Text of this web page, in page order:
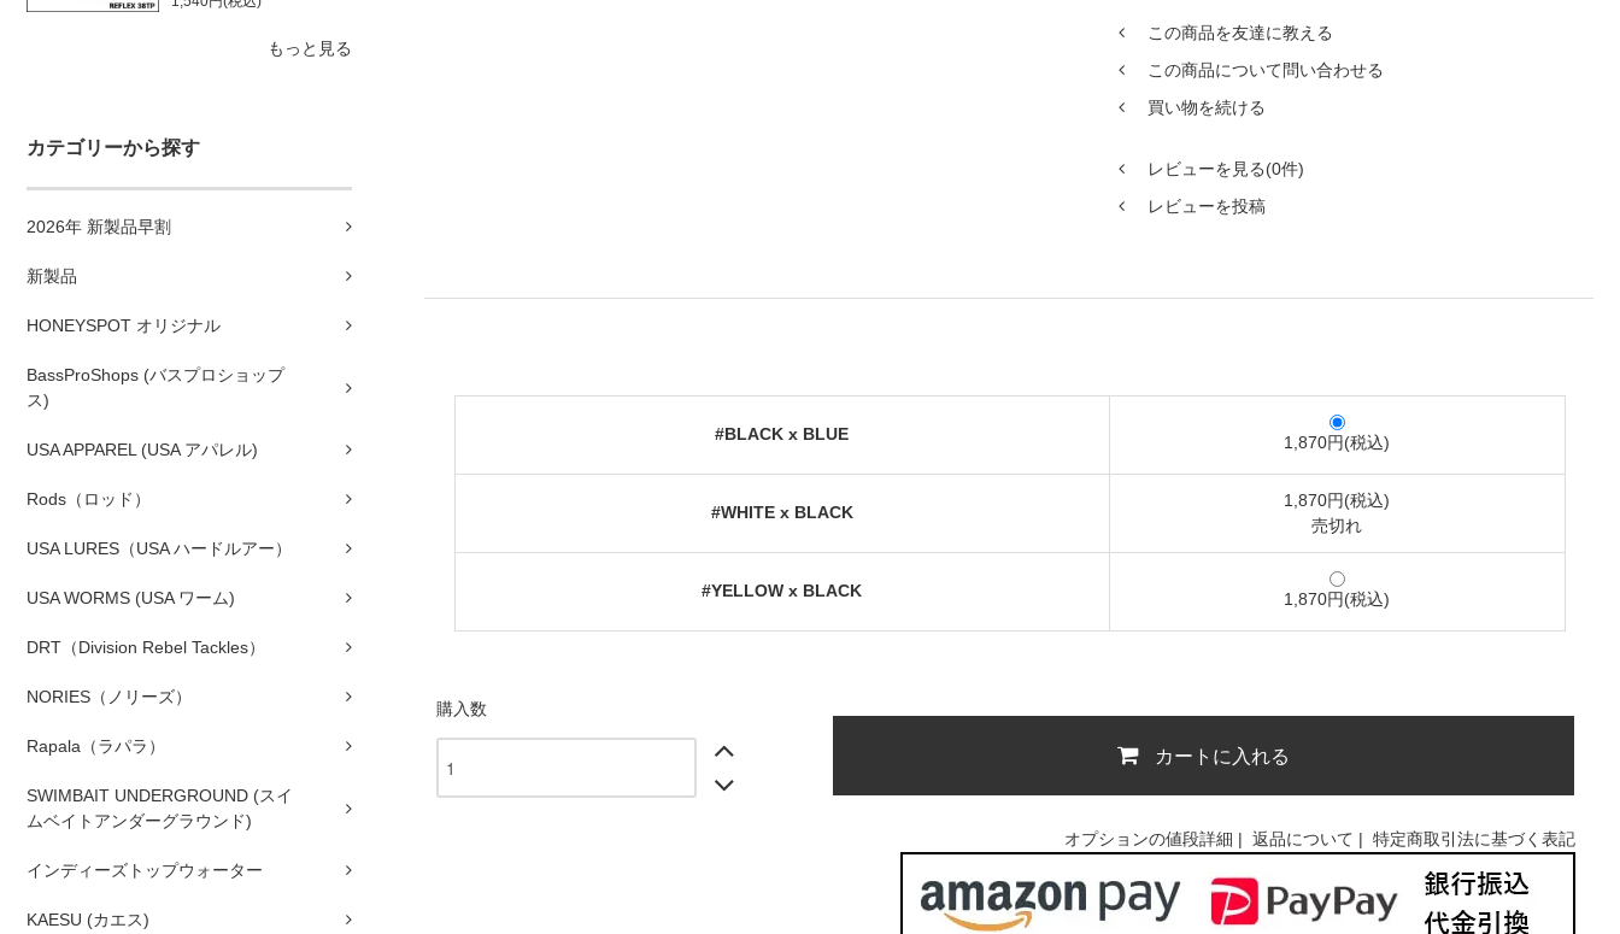
もっと見る
カテゴリーから探す
2026年 新製品早割
新製品
HONEYSPOT オリジナル
BassProShops (バスプロショップ
ス)
USA APPAREL (USA アパレル)
Rods（ロッド）
USA LURES（USA ハードルアー）
USA WORMS (USA ワーム)
DRT（Division Rebel Tackles）
NORIES（ノリーズ）
Rapala（ラパラ）
SWIMBAIT UNDERGROUND (スイ
ムベイトアンダーグラウンド)
インディーズトップウォーター
KAESU (カエス)
この商品を友達に教える
この商品について問い合わせる
買い物を続ける
レビューを見る(0件)
レビューを投稿
#BLACK x BLUE 1,870円(税込)
#WHITE x BLACK
1,870円(税込)
売切れ
#YELLOW x BLACK 1,870円(税込)
購入数
カートに入れる
オプションの値段詳細 | 返品について | 特定商取引法に基づく表記